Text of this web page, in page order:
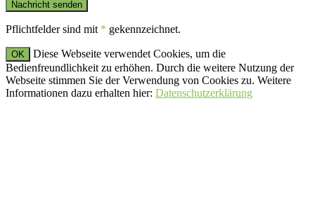
Pflichtfelder sind mit * gekennzeichnet.
OK
Diese Webseite verwendet Cookies, um die
Bedienfreundlichkeit zu erhöhen. Durch die weitere Nutzung der
Webseite stimmen Sie der Verwendung von Cookies zu. Weitere
Informationen dazu erhalten hier: Datenschutzerklärung